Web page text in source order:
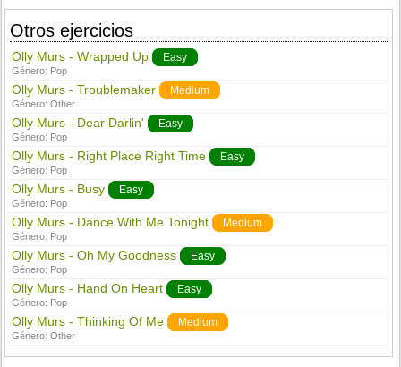
Otros ejercicios
Olly Murs - Wrapped Up Easy
Género: Pop
Olly Murs - Troublemaker Medium
Género:Other
Olly Murs - Dear Darlin' Easy
Género: Pop
Olly Murs - Right Place Right Time Easy
Género: Pop
Olly Murs - Busy Easy
Género: Pop
Olly Murs - Dance With Me Tonight Medium
Género: Pop
Olly Murs - Oh My Goodness Easy
Género: Pop
Olly Murs - Hand On Heart Easy
Género: Pop
Olly Murs - Thinking Of Me Medium
Género:Other